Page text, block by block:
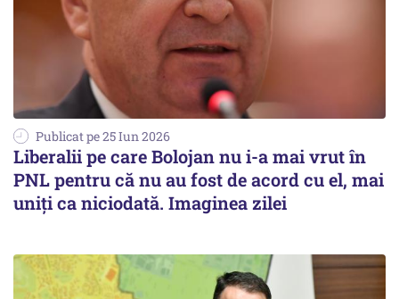
Publicat pe 25 Iun 2026
Liberalii pe care Bolojan nu i-a mai vrut în
PNL pentru că nu au fost de acord cu el, mai
uniți ca niciodată. Imaginea zilei